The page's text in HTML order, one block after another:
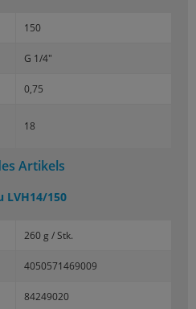
150
G 1/4"
0,75
18
Artikels
LVH14/150
260 g / Stk.
4050571469009
84249020